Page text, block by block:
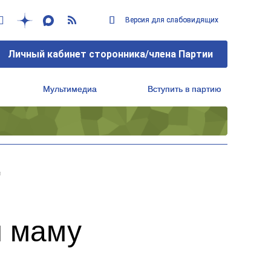
Версия для слабовидящих
Личный кабинет сторонника/члена Партии
Мультимедиа Вступить в партию
маму
Версия для слабовидящих
Личный кабинет сторонника/члена Партии
Мультимедиа Вступить в партию